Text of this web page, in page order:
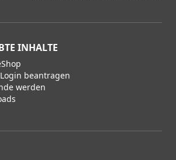
INHALTE
beantragen
werden